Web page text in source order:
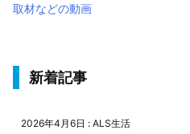
取材などの動画
新着記事
2026年4月6日 : ALS生活